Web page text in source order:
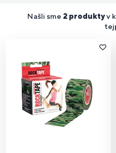
Našli sme 2 produktyv